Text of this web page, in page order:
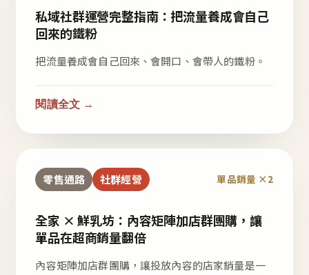
私域社群運營完整指南：把流量養成會自己
回來的鐵粉
把流量養成會自己回來、會開口、會帶人的鐵粉。
閱讀全文 →
零售通路 社群經營 單品銷量 ×2
全家 × 鮮乳坊：內容矩陣加店群團購，讓
單品在超商銷量翻倍
內容矩陣加店群團購，讓投放內容的店家銷量是一